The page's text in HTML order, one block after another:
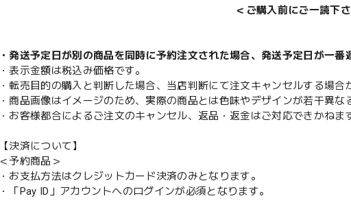
＜ご購入前にご一読下
・発送予定日が別の商品を同時に予約注文された場合、発送予定日が一
・表示金額は税込み価格です。
・転売目的の購入と判断した場合、当店判断にて注文キャンセルする場合
・商品画像はイメージのため、実際の商品とは色味やデザインが若干異な
・お客様都合によるご注文のキャンセル、返品・返金はご対応できかねま
【決済について】
＜予約商品＞
・お支払方法はクレジットカード決済のみとなります。
・「Pay ID」アカウントへのログインが必須となります。